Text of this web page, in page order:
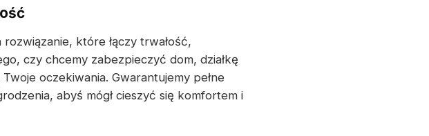
które łączy trwałość,
czy chcemy zabezpieczyć dom, działkę
Twoje oczekiwania. Gwarantujemy pełne
abyś mógł cieszyć się komfortem i